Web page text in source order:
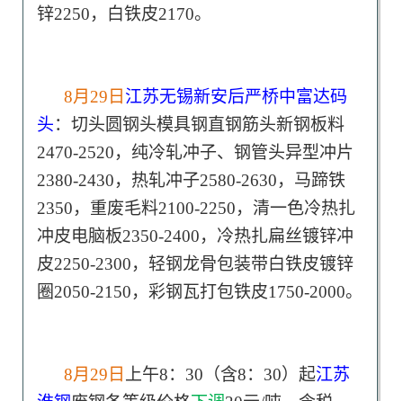
锌2250，白铁皮2170。
8月29日 江苏无锡新安后严桥中富达码
头：切头圆钢头模具钢直钢筋头新钢板料
2470-2520，纯冷轧冲子、钢管头异型冲片
2380-2430，热轧冲子2580-2630，马蹄铁
2350，重废毛料2100-2250，清一色冷热扎
冲皮电脑板2350-2400，冷热扎扁丝镀锌冲
皮2250-2300，轻钢龙骨包装带白铁皮镀锌
圈2050-2150，彩钢瓦打包铁皮1750-2000。
8月29日 上午8：30（含8：30）起江苏